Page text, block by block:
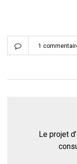
1
Le projet